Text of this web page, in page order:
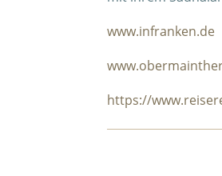
www.infranken.de
https://